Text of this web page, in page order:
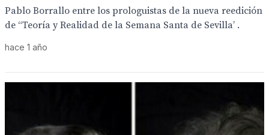
Pablo Borrallo entre los prologuistas de la nueva reedición
de “Teoría y Realidad de la Semana Santa de Sevilla’ .
hace 1 año